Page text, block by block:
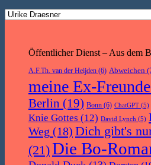
Öffentlicher Dienst – Aus dem
A.F.Th. van der Heijden (6) Abweichen
meine Ex-Freunde
Berlin (19) Bonn (6) ChatGPT (5)
Knie Gottes (12) David Lynch (5)
Weg (18) Dich gibt's
(21)Die Bo-